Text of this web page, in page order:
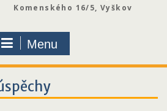
Komenského 16/5, Vyškov
Menu